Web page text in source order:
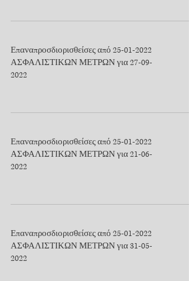
Επαναπροσδιορισθείσες από 25-01-2022
ΑΣΦΑΛΙΣΤΙΚΩΝ ΜΕΤΡΩΝ για 27-09-
2022
Επαναπροσδιορισθείσες από 25-01-2022
ΑΣΦΑΛΙΣΤΙΚΩΝ ΜΕΤΡΩΝ για 21-06-
2022
Επαναπροσδιορισθείσες από 25-01-2022
ΑΣΦΑΛΙΣΤΙΚΩΝ ΜΕΤΡΩΝ για 31-05-
2022